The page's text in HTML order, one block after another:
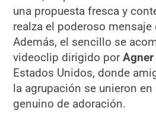
una propuesta fresca y
realza el poderoso
Además, el sencillo se
videoclip dirigido por
Estados Unidos, donde
la agrupación se unieron
genuino de adoración.